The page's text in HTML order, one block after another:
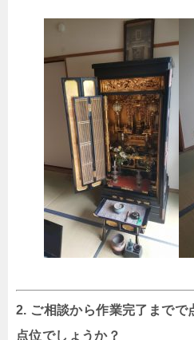
2. ご相談から作業完了までで
点位でしょうか？